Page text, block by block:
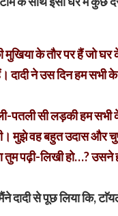
मुखिया के तौर पर हैं जो
दादी ने उस दिन हम सभी
पतली सी लड़की हम
मुझे वह बहुत उदास और
तुम पढ़ी-लिखी हो…? उसने
से पूछ लिया कि,